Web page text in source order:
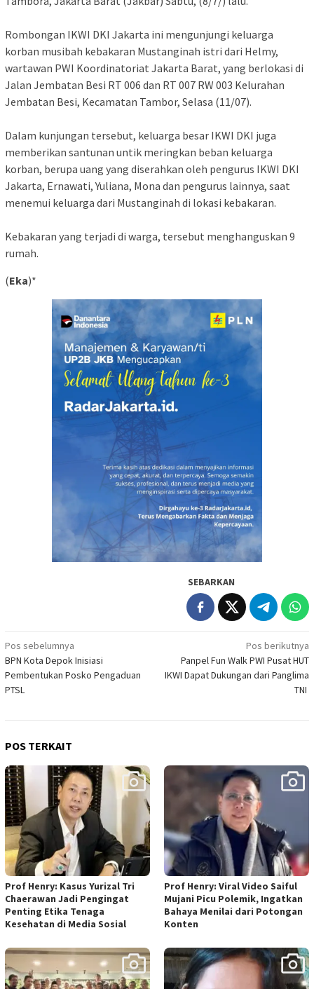
Rombongan IKWI DKI Jakarta ini mengunjungi keluarga
korban musibah kebakaran Mustanginah istri dari Helmy,
wartawan PWI Koordinatoriat Jakarta Barat, yang berlokasi di
Jalan Jembatan Besi RT 006 dan RT 007 RW 003 Kelurahan
Jembatan Besi, Kecamatan Tambor, Selasa (11/07).
Dalam kunjungan tersebut, keluarga besar IKWI DKI juga
memberikan santunan untik meringkan beban keluarga
korban, berupa uang yang diserahkan oleh pengurus IKWI DKI
Jakarta, Ernawati, Yuliana, Mona dan pengurus lainnya, saat
menemui keluarga dari Mustanginah di lokasi kebakaran.
Kebakaran yang terjadi di warga, tersebut menghanguskan 9
rumah.
(Eka)*
SEBARKAN
Navigasi
pos
Pos sebelumnya
BPN Kota Depok Inisiasi
Pembentukan Posko Pengaduan
PTSL
Pos berikutnya
Panpel Fun Walk PWI Pusat HUT
IKWI Dapat Dukungan dari Panglima
TNI
POS TERKAIT
Prof Henry: Kasus Yurizal Tri
Chaerawan Jadi Pengingat
Penting Etika Tenaga
Kesehatan di Media Sosial
Prof Henry: Viral Video Saiful
Mujani Picu Polemik, Ingatkan
Bahaya Menilai dari Potongan
Konten